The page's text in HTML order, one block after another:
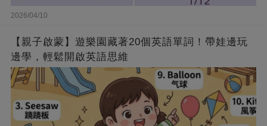
2026/04/10
【親子啟蒙】遊樂園藏著20個英語單詞！帶娃邊玩
邊學，輕鬆開啟英語思維